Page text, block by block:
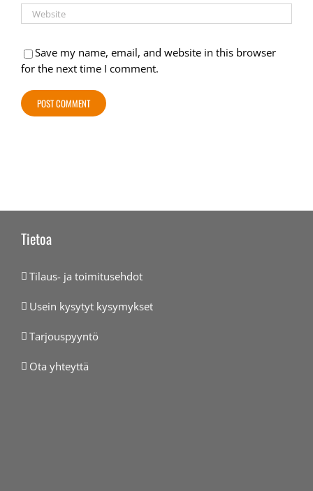
Save my name, email, and website in this browser
for the next time I comment.
Tietoa
Tilaus- ja toimitusehdot
Usein kysytyt kysymykset
Tarjouspyyntö
Ota yhteyttä